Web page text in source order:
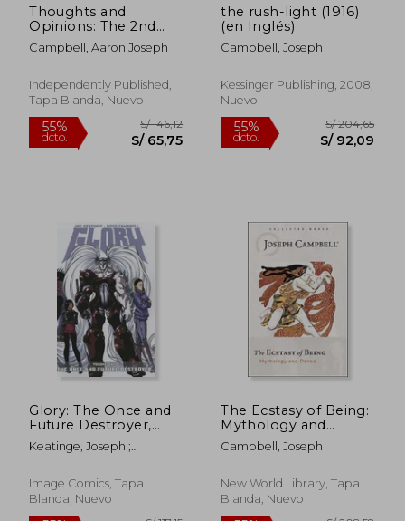
55%
dcto.
S/ 196,92
S/ 88,61
55%
dcto.
Thoughts and
Opinions: The 2nd
Collection of Poetry
by Aaron J Campbell
Campbell, Aaron Joseph
Independently Published,
Tapa Blanda, Nuevo
the rush-light (1916)
(en Inglés)
Campbell, Joseph
Kessinger Publishing, 2008,
Nuevo
Glory: The Once and
Future Destroyer,
Volume 1 (en Inglés)
Keatinge, Joseph ;
Image Comics, Tapa
Blanda, Nuevo
The Ecstasy of Being:
Mythology and
Dance (en Inglés)
Campbell, Joseph
New World Library, Tapa
Blanda, Nuevo